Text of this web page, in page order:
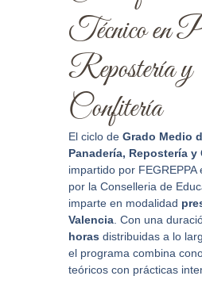
Técnico en
Repostería y
Confitería
El ciclo deGrado Medio
Panadería, Repostería y
impartido por
por la Conselleria de
imparte en modalidad
Valencia . Con una
horas distribuidas a lo
el programa combina
teóricos con prácticas